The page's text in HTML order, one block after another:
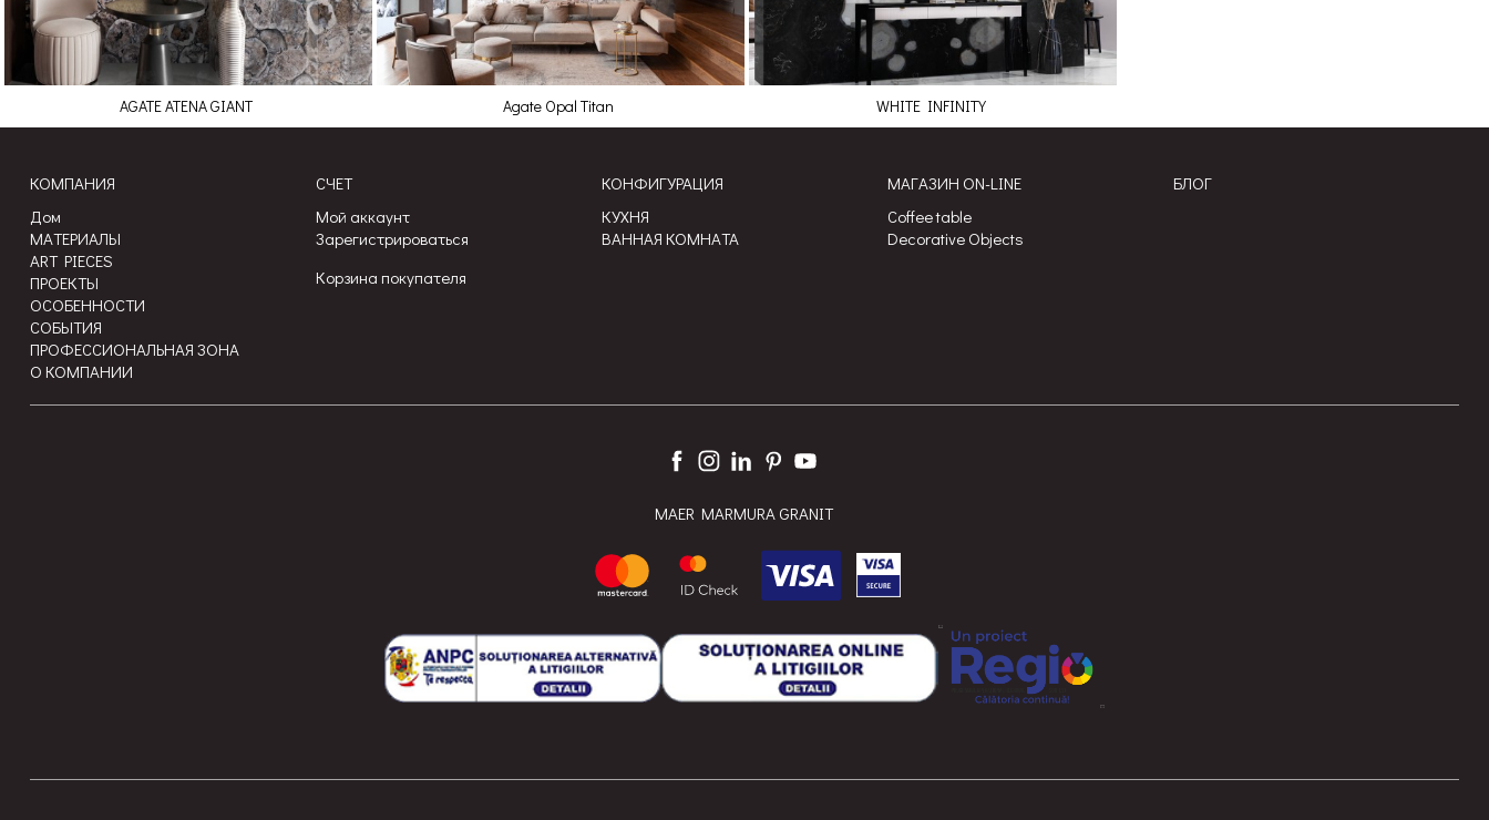
AGATE ATENA GIANT Agate Opal Titan WHITE INFINITY
КОМПАНИЯ
Дом
МАТЕРИАЛЫ
ART PIECES
ПРОЕКТЫ
ОСОБЕННОСТИ
СОБЫТИЯ
ПРОФЕССИОНАЛЬНАЯ ЗОНА
О КОМПАНИИ
СЧЕТ
Мой аккаунт
Зарегистрироваться
Корзина покупателя
КОНФИГУРАЦИЯ
КУХНЯ
ВАННАЯ КОМНАТА
МАГАЗИН ON-LINE
Coffee table
Decorative Objects
БЛОГ
MAER MARMURA GRANIT